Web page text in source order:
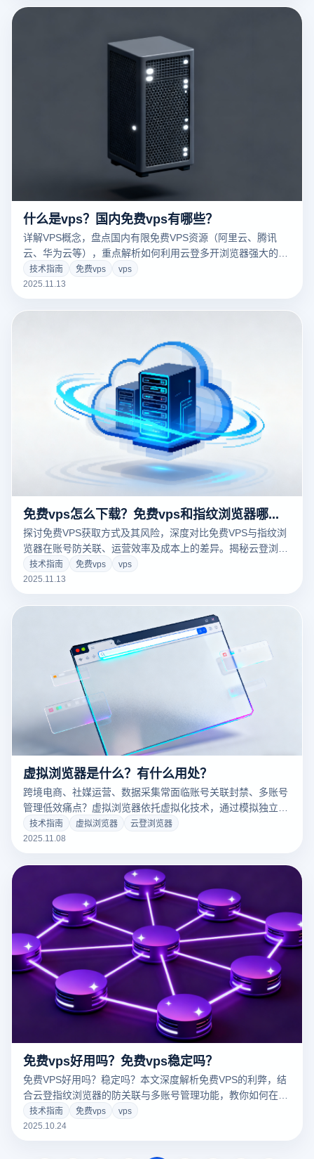
什么是vps？国内免费vps有哪些？
详解VPS概念，盘点国内有限免费VPS资源（阿里云、腾讯
云、华为云等），重点解析如何利用云登多开浏览器强大的指
纹隔离与IP集成功能，结合VPS实现高效、安全的跨境多账号
管理、社媒运营与数据作业。解锁防关联核心策略！
技术指南 免费vps
vps
2025.11.13
免费vps怎么下载？免费vps和指纹浏览器哪个好？
探讨免费VPS获取方式及其风险，深度对比免费VPS与指纹浏
览器在账号防关联、运营效率及成本上的差异。揭秘云登浏览
器如何通过环境隔离技术实现安全高效的多账号管理，规避封
号风险。立即了解专业解决方案！
技术指南 免费vps
vps
2025.11.13
虚拟浏览器是什么？有什么用处？
跨境电商、社媒运营、数据采集常面临账号关联封禁、多账号
管理低效痛点？虚拟浏览器依托虚拟化技术，通过模拟独立浏
览环境、隔离账号数据、伪装浏览器指纹，构建安全高效多账
号操作体系！本文以云登虚拟浏览器为例，解析技术原理、核
技术指南 虚拟浏览器
云登浏览器
2025.11.08
免费vps好用吗？免费vps稳定吗？
免费VPS好用吗？稳定吗？本文深度解析免费VPS的利弊，结
合云登指纹浏览器的防关联与多账号管理功能，教你如何在低
成本下实现安全高效的远程运营，规避账号封禁风险。
技术指南 免费vps
vps
2025.10.24